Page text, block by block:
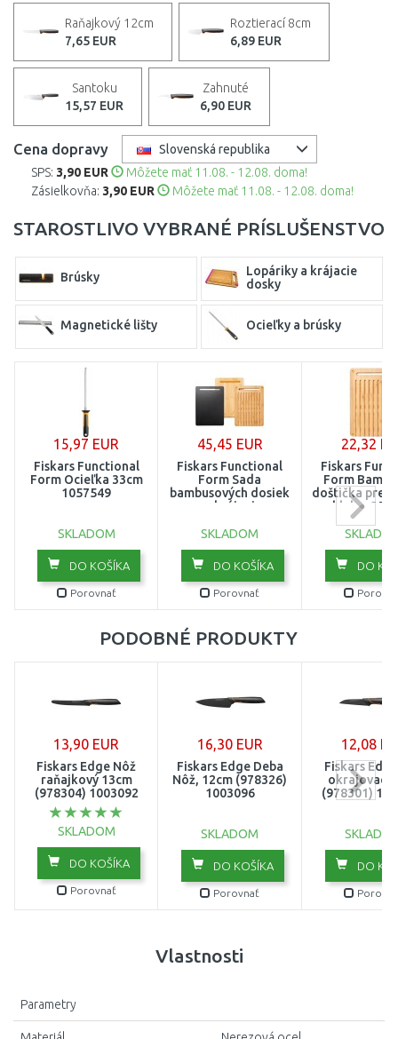
Raňajkový 12cm
7,65 EUR
Roztierací 8cm
6,89 EUR
Santoku
15,57 EUR
Zahnuté
6,90 EUR
Cena dopravy
Slovenská republika
SPS: 3,90 EUR
Môžete mať 11.08. - 12.08. doma!
Zásielkovňa: 3,90 EUR Môžete mať 11.08. - 12.08. doma!
STAROSTLIVO VYBRANÉ PRÍSLUŠENSTVO
Brúsky
Lopáriky a krájacie
dosky
Magnetické lišty Ocieľky a brúsky
15,97 EUR
Fiskars Functional
Form Ocieľka 33cm
1057549
SKLADOM
DO KOŠÍKA
Porovnať
45,45 EUR
Fiskars Functional
Form Sada
bambusových dosiek
na krájanie
SKLADOM
DO KOŠÍKA
Porovnať
22,32
Fiskars
Form
doštička pre
chleba,
1059230
DO
PODOBNÉ PRODUKTY
13,90 EUR
Fiskars Edge Nôž
raňajkový 13cm
(978304) 1003092
SKLADOM
DO KOŠÍKA
Porovnať
16,30 EUR
Fiskars Edge Deba
Nôž, 12cm (978326)
1003096
SKLADOM
DO KOŠÍKA
Porovnať
12,08
Fiskars
okrajovací,
(978301)
DO
Vlastnosti
Parametry